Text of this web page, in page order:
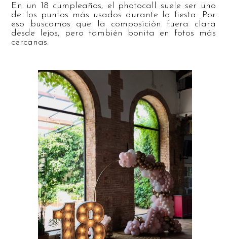
En un 18 cumpleaños, el photocall suele ser uno
de los puntos más usados durante la fiesta. Por
eso buscamos que la composición fuera clara
desde lejos, pero también bonita en fotos más
cercanas.